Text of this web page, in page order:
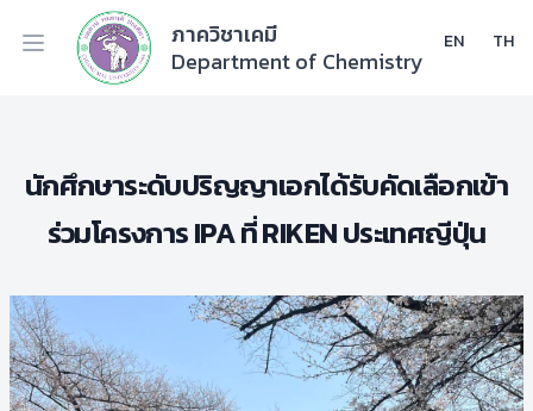
ภาควิชาเคมี
Department of Chemistry
EN TH
นักศึกษาระดับปริญญาเอกได้รับคัดเลือกเข้า
ร่วมโครงการ IPA ที่ RIKEN ประเทศญีปุ่น